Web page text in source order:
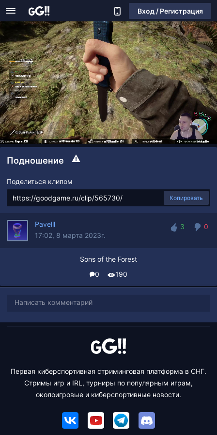
Вход / Регистрация
Подношение
Поделиться клипом
Копировать
Pavelll
17:02, 8 марта 2023г.
3
0
Sons of the Forest
0
190
Написать комментарий
Первая киберспортивная стриминговая платформа в СНГ.
Стримы игр и IRL, турниры по популярным играм,
околоигровые и киберспортивные новости.